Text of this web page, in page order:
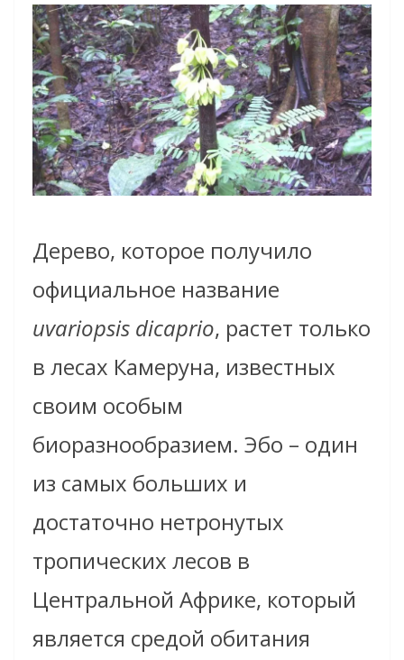
Дерево, которое получило
официальное название
uvariopsis dicaprio, растет только
в лесах Камеруна, известных
своим особым
биоразнообразием. Эбо – один
из самых больших и
достаточно нетронутых
тропических лесов в
Центральной Африке, который
является средой обитания